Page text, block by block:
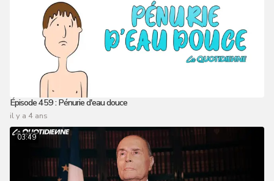
Épisode 459 : Pénurie d'eau douce
il y a 4 ans
03:49